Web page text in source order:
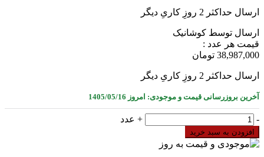
ارسال حداکثر 2 روزِ کاریِ دیگر
ارسال توسط کوشانیک
قیمت هر عدد :
38,987,000 تومان
ارسال حداکثر 2 روزِ کاریِ دیگر
آخرین بروزرسانی قیمت و موجودی: امروز 1405/05/16
موتور
الکتریکی
مخصوص
-
+ عدد
افزودن به سبد خرید